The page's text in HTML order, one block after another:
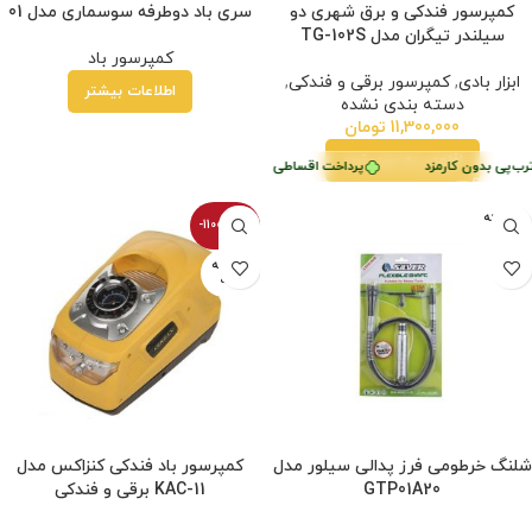
پرداخت اقساطی • بدون کارمزد
کمپرسور فندکی و برق شهری دو
سیلندر تیگران مدل TG-102S
ابزار بادی,کمپرسور برقی و فندکی,
دسته بندی نشده
11,300,000 تومان
افزودن به سبد خرید
سری باد دوطرفه سوسماری مدل 01
کمپرسور باد
اطلاعات بیشتر
فروخته
شده
شلنگ خرطومی فرز پدالی سیلور مدل
GTP01A20
-11000100%
فروخته
شده
کمپرسور باد فندکی کنزاکس مدل
KAC-11 برقی و فندکی